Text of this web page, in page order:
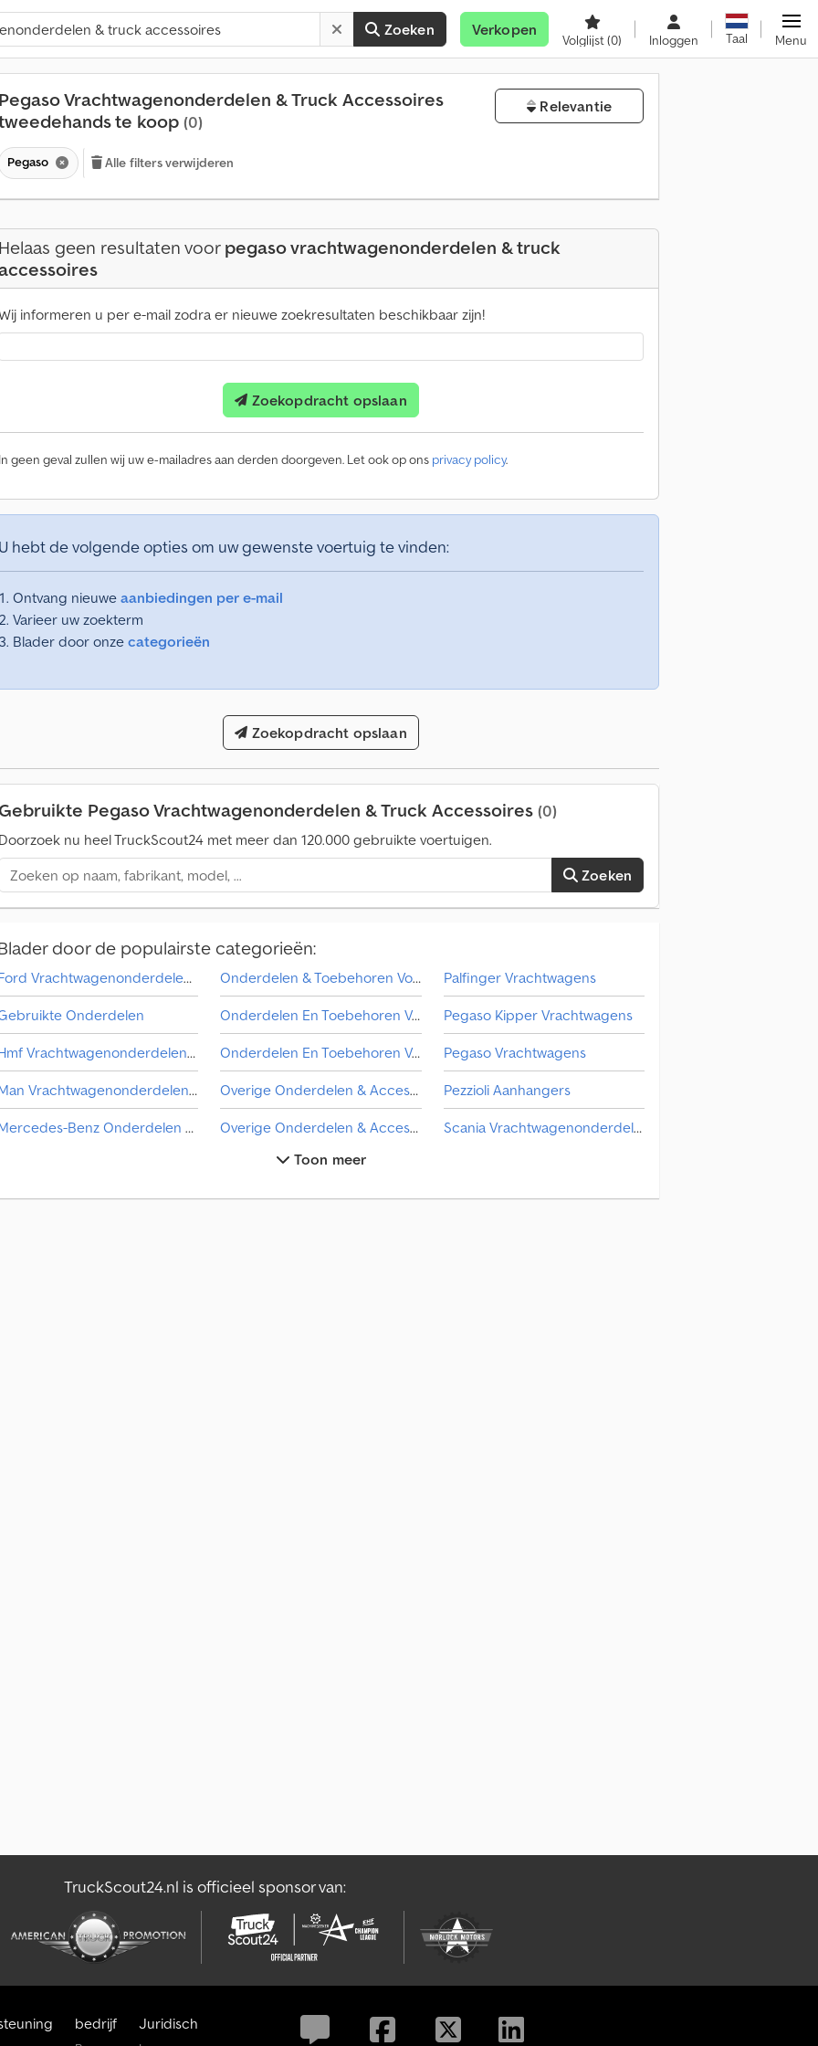
Zoeken Verkopen
Volglijst(0) Inloggen Taal Menu
Pegaso Vrachtwagenonderdelen & Truck Accessoires
te koop (0)
Relevantie
Pegaso Alle filters verwijderen
Helaas geen resultaten voorpegaso vrachtwagenonderdelen & truck
informeren u per e-mail zodra er nieuwe zoekresultaten beschikbaar zijn!
Zoekopdracht opslaan
In geen geval zullen wij uw e-mailadres aan derden doorgeven. Let ook op ons privacy policy.
U hebt de volgende opties om uw gewenste voertuig te vinden:
Ontvang nieuwe aanbiedingen per e-mail
Varieer uw zoekterm
Blader door onze categorieën
Zoekopdracht opslaan
Gebruikte Pegaso Vrachtwagenonderdelen & Truck Accessoires (0)
Doorzoek nu heel TruckScout24 met meer dan 120.000 gebruikte voertuigen.
Zoeken
door de populairste categorieën:
Ford Vrachtwagenonderdelen & Truck Accessoires
Onderdelen
Hmf Vrachtwagenonderdelen & Truck Accessoires
Man Vrachtwagenonderdelen & Truck Accessoires
Mercedes-Benz Onderdelen & Accessoires Voor Bestelwagens
Onderdelen & Accessoires Voor Aanhangers
Onderdelen & Toebehoren Voor Bouwmachines
Onderdelen En Toebehoren Voor Gemeentelijke Voertuigen
Onderdelen En Toebehoren Voor Landbouwmachines
Overige Onderdelen & Accessoires Voor Bestelwagens
Overige Onderdelen & Accessoires Voor Bussen
Overige Ploegen
Palfinger Vrachtwagens
Pegaso Kipper Vrachtwagens
Pegaso Vrachtwagens
Pezzioli Aanhangers
Scania Vrachtwagenonderdelen & Truck Accessoires
Vrachtwagenonderdelen & Truck Accessoires
Toon meer
TruckScout24.nl is officieel sponsor van:
bedrijf Juridisch